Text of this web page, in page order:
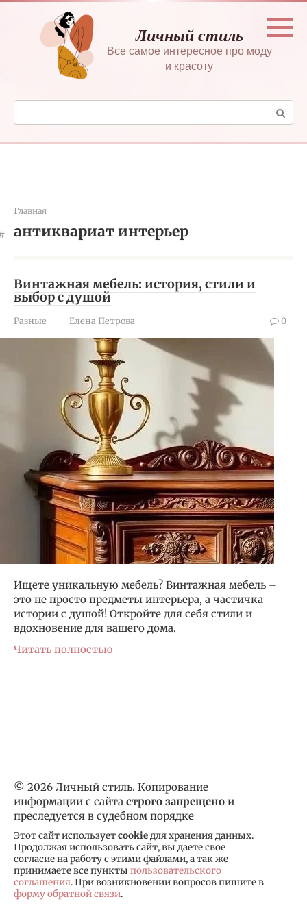
Перейти
контенту
Личный стиль
Все самое интересное про моду
и красоту
Поиск:
Главная
антиквариат интерьер
Винтажная мебель: история, стили и
выбор с душой
Разные Елена Петрова 0
Ищете уникальную мебель? Винтажная мебель –
это не просто предметы интерьера, а частичка
истории с душой! Откройте для себя стили и
вдохновение для вашего дома.
Читать полностью
© 2026 Личный стиль. Копирование
информации с сайта строго запрещено и
преследуется в судебном порядке
Этот сайт используетcookieдля хранения данных.
Продолжая использовать сайт, вы даете свое
согласие на работу с этими файлами, а так же
принимаете все пункты пользовательского
соглашения. При возникновении вопросов пишите в
форму обратной связи.